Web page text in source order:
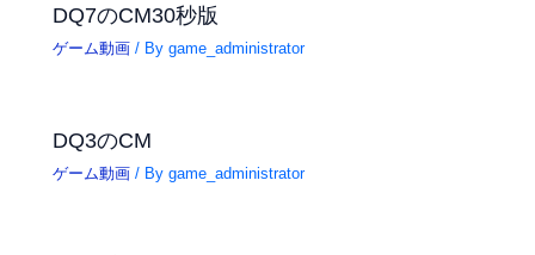
DQ7のCM30秒版
ゲーム動画 / Bygame_administrator
DQ3のCM
ゲーム動画 / Bygame_administrator